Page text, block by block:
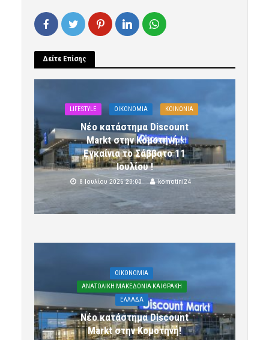
Δείτε Επίσης
LIFESTYLE OIKONOMIA ΚΟΙΝΩΝΙΑ
Νέο κατάστημα Discount
Markt στην Κομοτηνή !
Εγκαίνια το Σάββατο 11
Ιουλίου !
8 Ιουλίου 2026 20:00 komotini24
OIKONOMIA
ΑΝΑΤΟΛΙΚΗ ΜΑΚΕΔΟΝΙΑ ΚΑΙ ΘΡΑΚΗ
ΕΛΛΑΔΑ
Νέο κατάστημα Discount
Markt στην Κομοτηνή!